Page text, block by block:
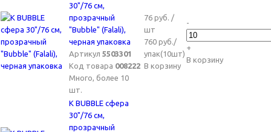
30"/76 см,
прозрачный
"Bubble" (Falali),
черная упаковка
Артикул 5503301
Код товара 008222
Много, более 10
шт.
76 руб. /
шт
760 руб./
упак(10шт)
В корзину
-
+
В корзину
K BUBBLE сфера
30"/76 см,
прозрачный